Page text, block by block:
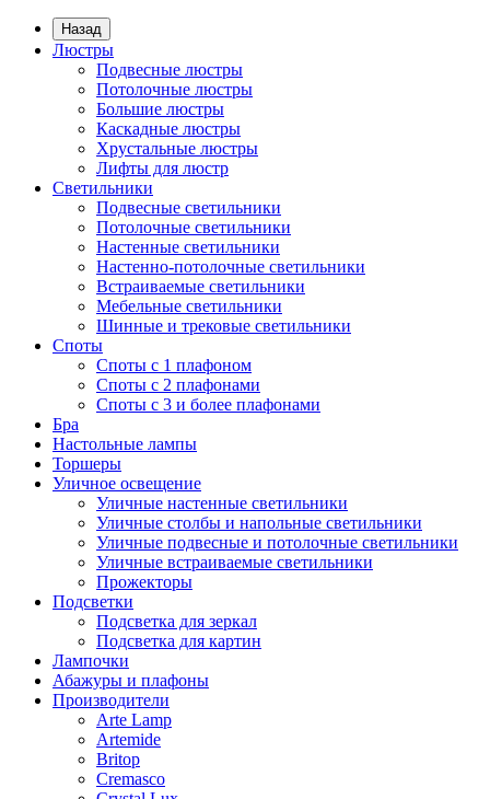
Назад
Люстры
Подвесные люстры
Потолочные люстры
Большие люстры
Каскадные люстры
Хрустальные люстры
Лифты для люстр
Светильники
Подвесные светильники
Потолочные светильники
Настенные светильники
Настенно-потолочные светильники
Встраиваемые светильники
Мебельные светильники
Шинные и трековые светильники
Споты
Споты с 1 плафоном
Споты с 2 плафонами
Споты с 3 и более плафонами
Бра
Настольные лампы
Торшеры
Уличное освещение
Уличные настенные светильники
Уличные столбы и напольные светильники
Уличные подвесные и потолочные светильники
Уличные встраиваемые светильники
Прожекторы
Подсветки
Подсветка для зеркал
Подсветка для картин
Лампочки
Абажуры и плафоны
Производители
Arte Lamp
Artemide
Britop
Cremasco